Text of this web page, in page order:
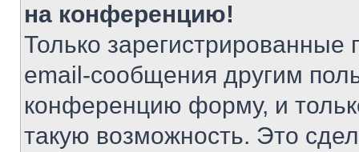
на конференцию!
Только зарегистрированные
email-сообщения другим
конференцию форму, и
такую возможность. Это